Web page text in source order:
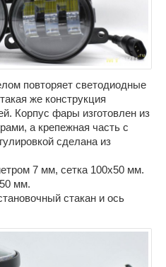
повторяет светодиодные
же конструкция
Корпус фары изготовлен из
а крепежная часть с
сделана из
7 мм, сетка 100х50 мм.
мм.
стакан и ось